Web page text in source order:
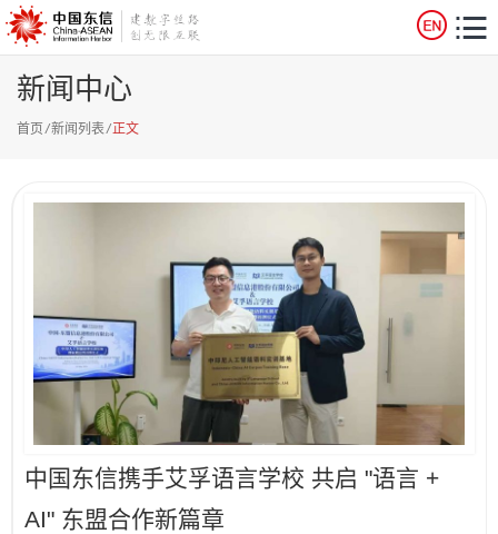
新闻中心
首页 /新闻列表/正文
中国东信携手艾孚语言学校 共启 "语言 +
AI" 东盟合作新篇章